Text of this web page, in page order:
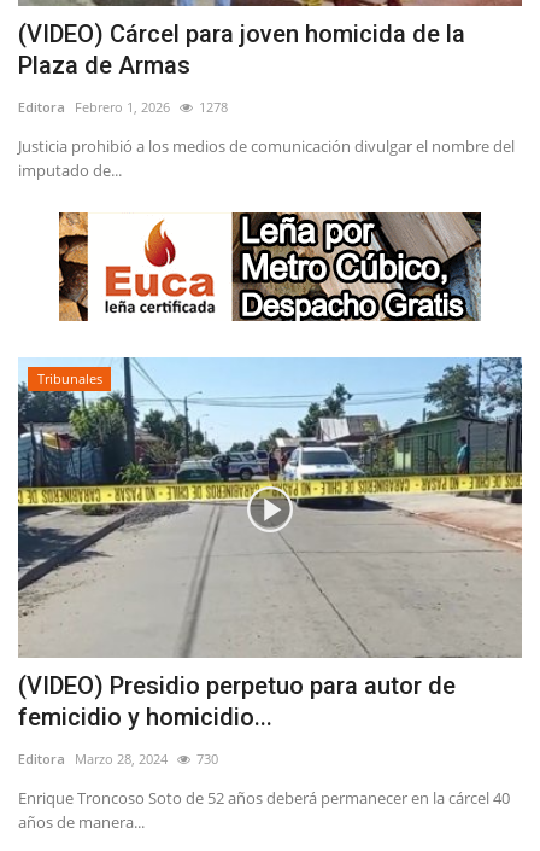
(VIDEO) Cárcel para joven homicida de la
Plaza de Armas
Editora Febrero 1, 2026 1278
Justicia prohibió a los medios de comunicación divulgar el nombre del
imputado de...
Tribunales
(VIDEO) Presidio perpetuo para autor de
femicidio y homicidio...
Editora Marzo 28, 2024 730
Enrique Troncoso Soto de 52 años deberá permanecer en la cárcel 40
años de manera...